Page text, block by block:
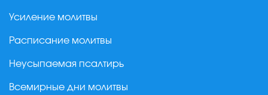
Усиление молитвы
Расписание молитвы
Неусыпаемая псалтирь
Всемирные дни молитвы